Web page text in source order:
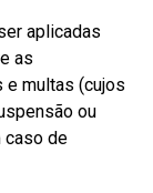
aplicadas
as
multas (cujos
ou
caso de